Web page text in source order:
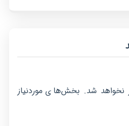
نخواهد شد. بخش‌های موردنیاز